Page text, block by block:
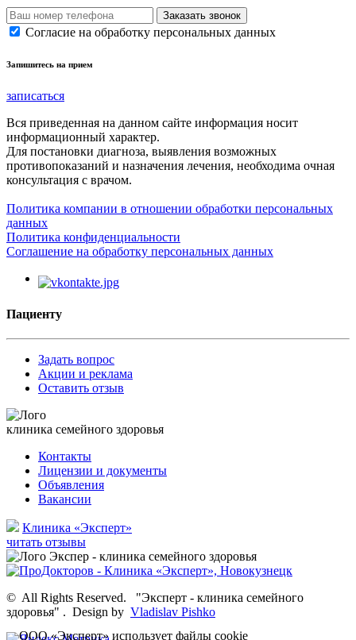
Согласие на обработку персональных данных
Запишитесь на прием
записаться
Вся приведенная на данном сайте информация носит
информационный характер.
Для постановки диагноза, выявления возможных
противопоказаний и назначения лечения, необходима очная
консультация с врачом.
Политика компании в отношении обработки персональных
данных
Политика конфиденциальности
Соглашение на обработку персональных данных
Пациенту
Задать вопрос
Акции и реклама
Оставить отзыв
клиника семейного здоровья
Контакты
Лицензии и документы
Объявления
Вакансии
Клиника «Эксперт»
читать отзывы
© All Rights Reserved.
"Эксперт - клиника семейного
здоровья" . Design by Vladislav Pishko
ООО «Эксперт» используетфайлы cookie